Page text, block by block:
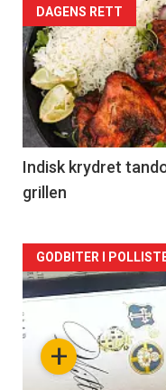
Forsiden
akkurat
nå
-
2
DAGENS RETT
Indisk krydret
grillen
Forsiden
akkurat
nå+
GODBITER I